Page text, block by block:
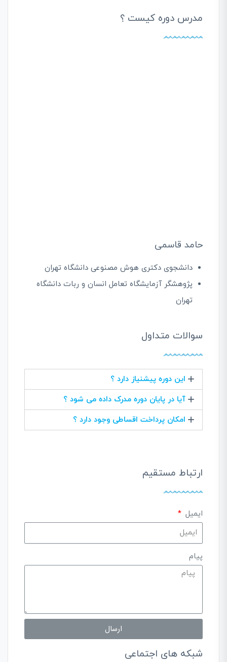
مدرس دوره کیست ؟
حامد قاسمی
دانشجوی دکتری هوش مصنوعی دانشگاه تهران
پژوهشگر آزمایشگاه تعامل انسان و ربات دانشگاه
تهران
سوالات متداول
این دوره پیشنیاز دارد ؟
آیا در پایان دوره مدرک داده می شود ؟
امکان پرداخت اقساطی وجود دارد ؟
ارتباط مستقیم
ایمیل
پیام
ارسال
شبکه های اجتماعی